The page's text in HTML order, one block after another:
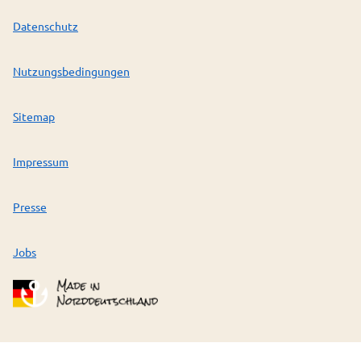
Datenschutz
Nutzungsbedingungen
Sitemap
Impressum
Presse
Jobs